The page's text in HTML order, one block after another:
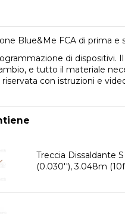
Blue&Me FCA di prima e
di
e tutto il materiale
riservata con istruzioni e
Treccia Dissaldante
(0.030''), 3.048m